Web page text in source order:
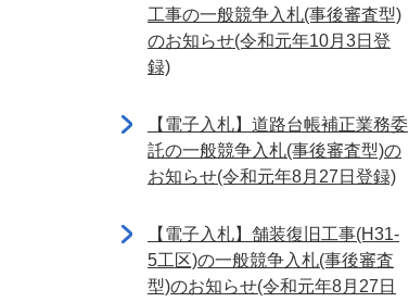
工事の一般競争入札(事後審査型)
のお知らせ(令和元年10月3日登
録)
【電子入札】道路台帳補正業務委
託の一般競争入札(事後審査型)の
お知らせ(令和元年8月27日登録)
【電子入札】舗装復旧工事(H31-
5工区)の一般競争入札(事後審査
型)のお知らせ(令和元年8月27日